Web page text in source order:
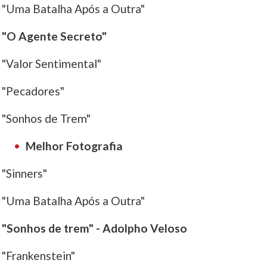
"Uma Batalha Após a Outra"
"O Agente Secreto"
"Valor Sentimental"
"Pecadores"
"Sonhos de Trem"
Melhor Fotografia
"Sinners"
"Uma Batalha Após a Outra"
"Sonhos de trem" - Adolpho Veloso
"Frankenstein"